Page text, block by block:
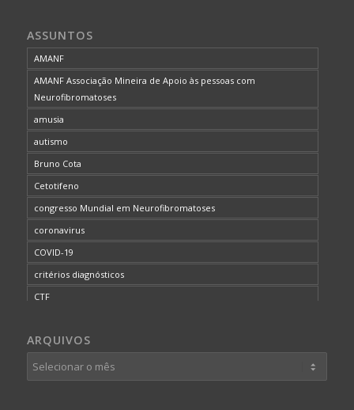
ASSUNTOS
AMANF
AMANF Associação Mineira de Apoio às pessoas com
Neurofibromatoses
amusia
autismo
Bruno Cota
Cetotifeno
congresso Mundial em Neurofibromatoses
coronavirus
COVID-19
critérios diagnósticos
CTF
desordem do processamento auditivo
diagnóstico
dificuldades cognitivas
ARQUIVOS